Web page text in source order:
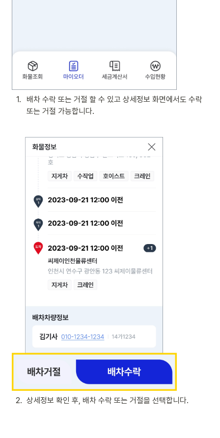
1.
배차 수락 또는 거절 할 수 있고 상세정보 화면에서도 수락
또는 거절 가능합니다.
2. 상세정보 확인 후, 배차 수락 또는 거절을 선택합니다.